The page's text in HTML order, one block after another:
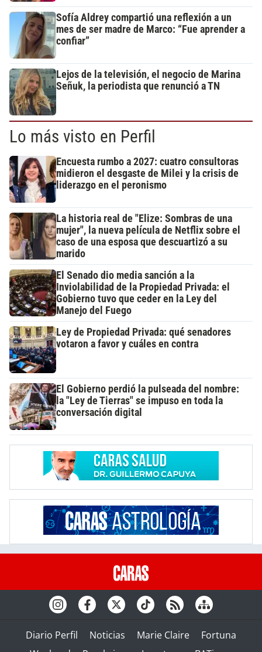
Sofía Aldrey compartió una reflexión a un
mes de ser madre de Marco: “Fue aprender a
confiar”
Lejos de la televisión, el negocio de Marina
Señuk, la periodista que renunció a TN
Lo más visto en Perfil
Encuesta rumbo a 2027: cuatro consultoras
midieron el desgaste de Milei y la crisis de
liderazgo en el peronismo
La historia real de "Elize: Sombras de una
mujer", la nueva película de Netflix sobre el
caso de una esposa que descuartizó a su
marido
El Senado dio media sanción a la
Inviolabilidad de la Propiedad Privada: el
Gobierno tuvo que ceder en la Ley del
Manejo del Fuego
Ley de Propiedad Privada: qué senadores
votaron a favor y cuáles en contra
El Gobierno perdió la pulseada del nombre:
la "Ley de Tierras" se impuso en toda la
conversación digital
Diario Perfil Noticias Marie Claire
Fortuna